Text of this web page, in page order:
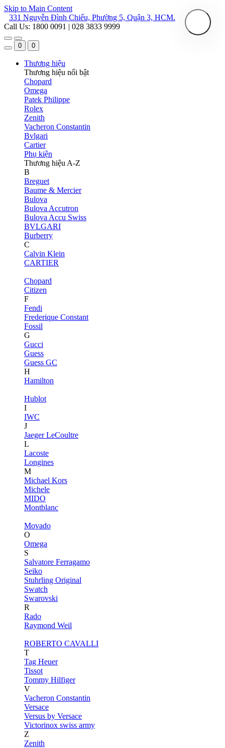
Skip to Main Content
331 Nguyễn Đình Chiểu, Phường 5, Quận 3, HCM.
Call Us: 1800 0091 | 028 3833 9999
0 0
Thương hiệu
Thương hiệu nổi bật
Chopard
Omega
Patek Philippe
Rolex
Zenith
Vacheron Constantin
Bvlgari
Cartier
Phụ kiện
Thương hiệu A-Z
B
Breguet
Baume & Mercier
Bulova
Bulova Accutron
Bulova Accu Swiss
BVLGARI
Burberry
C
Calvin Klein
CARTIER
Chopard
Citizen
F
Fendi
Frederique Constant
Fossil
G
Gucci
Guess
Guess GC
H
Hamilton
Hublot
I
IWC
J
Jaeger LeCoultre
L
Lacoste
Longines
M
Michael Kors
Michele
MIDO
Montblanc
Movado
O
Omega
S
Salvatore Ferragamo
Seiko
Stuhrling Original
Swatch
Swarovski
R
Rado
Raymond Weil
ROBERTO CAVALLI
T
Tag Heuer
Tissot
Tommy Hilfiger
V
Vacheron Constantin
Versace
Versus by Versace
Victorinox swiss army
Z
Zenith